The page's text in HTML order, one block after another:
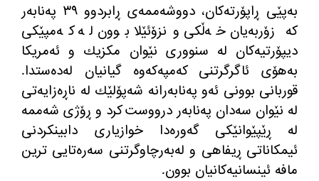
به‌پێی ڕاپۆرته‌كان، دووشه‌ممه‌ی ڕابردوو ٣٩ په‌نابه‌ر
كه ‌زۆربه‌یان خه‌ڵكی ونزۆئێلا بوون له‌ كه‌مپێكی
دیپۆرتیه‌كان له‌ سنووری نێوان مكزیك و ئه‌مریكا
به‌هۆی ئاگرگرتنی كه‌مپه‌كه‌وه‌ گیانیان له‌ده‌ستدا.
قوربانی بوونی ئه‌و په‌نابه‌رانه شه‌پۆلێك له‌ ناڕه‌زایه‌تی
له‌ نێوان سه‌دان په‌نابه‌ر درووست كرد و ڕۆژی شه‌ممه‌
له‌ ڕێپێوانێكی گه‌وره‌دا خوازیاری دابینكردنی
ئیمكاناتی ڕیفاهی و له‌به‌رچاوگرتنی سه‌ره‌تایی ترین
مافه ئینسانیه‌كانیان بوون.